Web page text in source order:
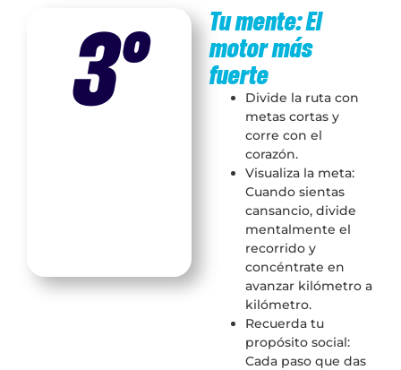
3° Tu mente: El
motor más
fuerte
Divide la ruta con
metas cortas y
corre con el
corazón.
Visualiza la meta:
Cuando sientas
cansancio, divide
mentalmente el
recorrido y
concéntrate en
avanzar kilómetro a
kilómetro.
Recuerda tu
propósito social:
Cada paso que das